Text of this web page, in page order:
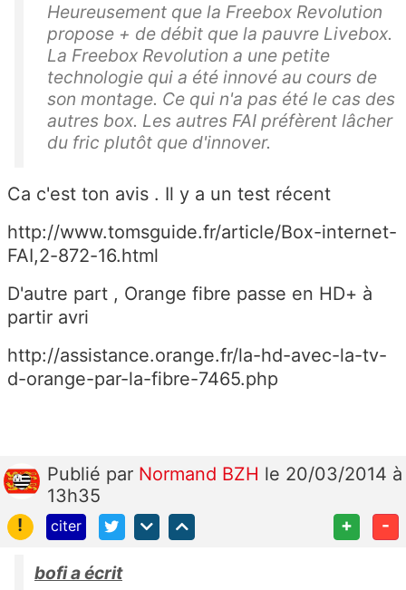
Heureusement que la Freebox Revolution
propose + de débit que la pauvre Livebox.
La Freebox Revolution a une petite
technologie qui a été innové au cours de
son montage. Ce qui n'a pas été le cas des
autres box. Les autres FAI préfèrent lâcher
du fric plutôt que d'innover.
Ca c'est ton avis . Il y a un test récent
http://www.tomsguide.fr/article/Box-internet-
FAI,2-872-16.html
D'autre part , Orange fibre passe en HD+ à
partir avri
http://assistance.orange.fr/la-hd-avec-la-tv-
d-orange-par-la-fibre-7465.php
Publié par Normand BZH le 20/03/2014 à
13h35
!
citer + -
bofi a écrit